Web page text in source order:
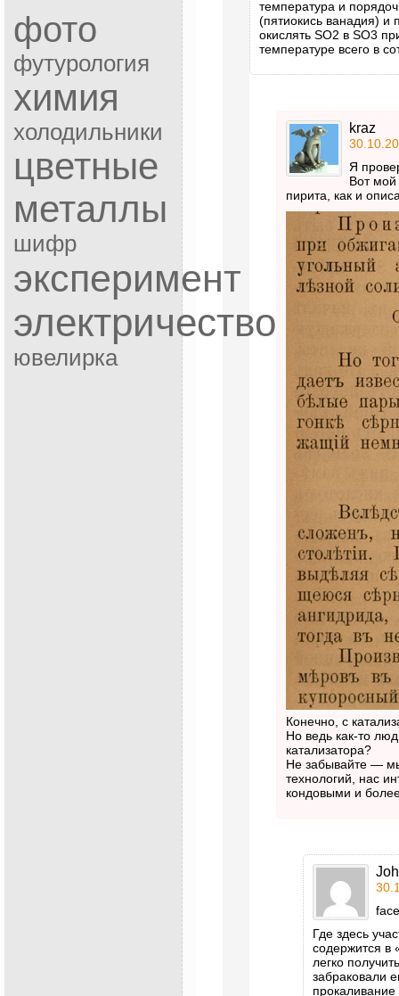
фото
футурология
химия
холодильники
цветные
металлы
шифр
эксперимент
электричество
ювелирка
температура и
(пятиокись ванадия) и
окислять SO2 в SO3
температуре всего в
kraz
Я
Вот мой
пирита, как и
Конечно, с
Но ведь как-то
катализатора?
Не забывайте —
технологий, нас
кондовыми и
Где здесь
содержится в
легко
забраковали